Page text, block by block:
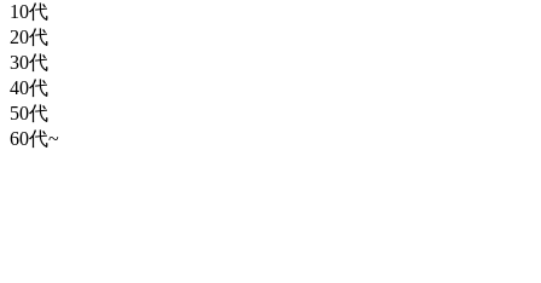
10代
20代
30代
40代
50代
60代~